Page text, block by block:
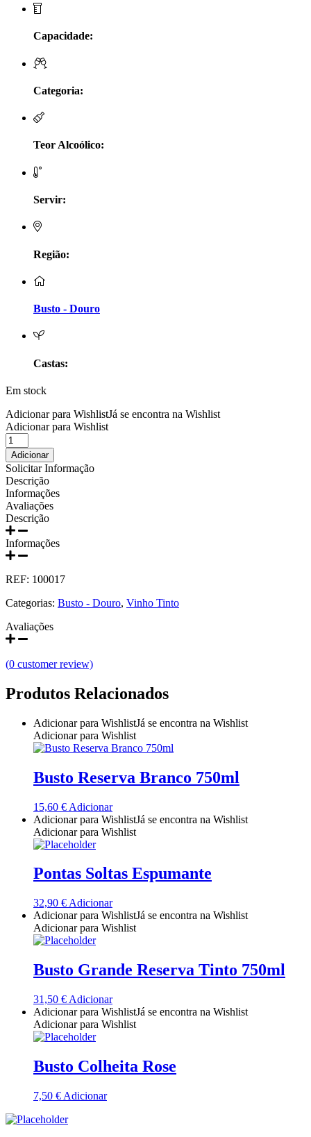
Marcio Em Campo - Tejo
Prats e Symington Family
Quinta da Curia - Bairrada
Quinta das Bágeiras Bairrada
Quinta do Casal Branco Tejo
Quinta do Crasto
Quinta Do Noval Douro
Quinta Do Paral Alentejo
Quinta Do Regueiro - Região Vinhos Verdes
Quinta Do Ventozelo - Douro
Rego Wines Beira interior
Capacidade:
Categoria:
Teor Alcoólico:
Servir:
Região:
Busto - Douro
Castas:
Em stock
Adicionar para WishlistJá se encontra na Wishlist
Adicionar para Wishlist
Quantidade
de
Busto
Reserva
Tinto
Touriga
Nacional
750ml
Adicionar
Solicitar Informação
Descrição
Informações
Avaliações
Descrição
Informações
REF: 100017
Categorias: Busto - Douro, Vinho Tinto
Avaliações
(0 customer review)
Produtos Relacionados
Adicionar para WishlistJá se encontra na Wishlist
Adicionar para Wishlist
Busto Reserva Branco 750ml
15,60 € Adicionar
Adicionar para WishlistJá se encontra na Wishlist
Adicionar para Wishlist
Pontas Soltas Espumante
32,90 € Adicionar
Adicionar para WishlistJá se encontra na Wishlist
Adicionar para Wishlist
Busto Grande Reserva Tinto 750ml
31,50 € Adicionar
Adicionar para WishlistJá se encontra na Wishlist
Adicionar para Wishlist
Busto Colheita Rose
7,50 € Adicionar